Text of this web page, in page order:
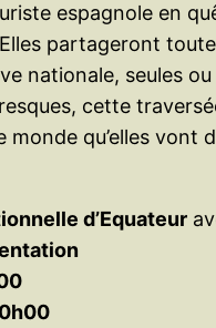
espagnole en
partageront
nationale, seules
cette
monde qu’elles vont
d’Equateur